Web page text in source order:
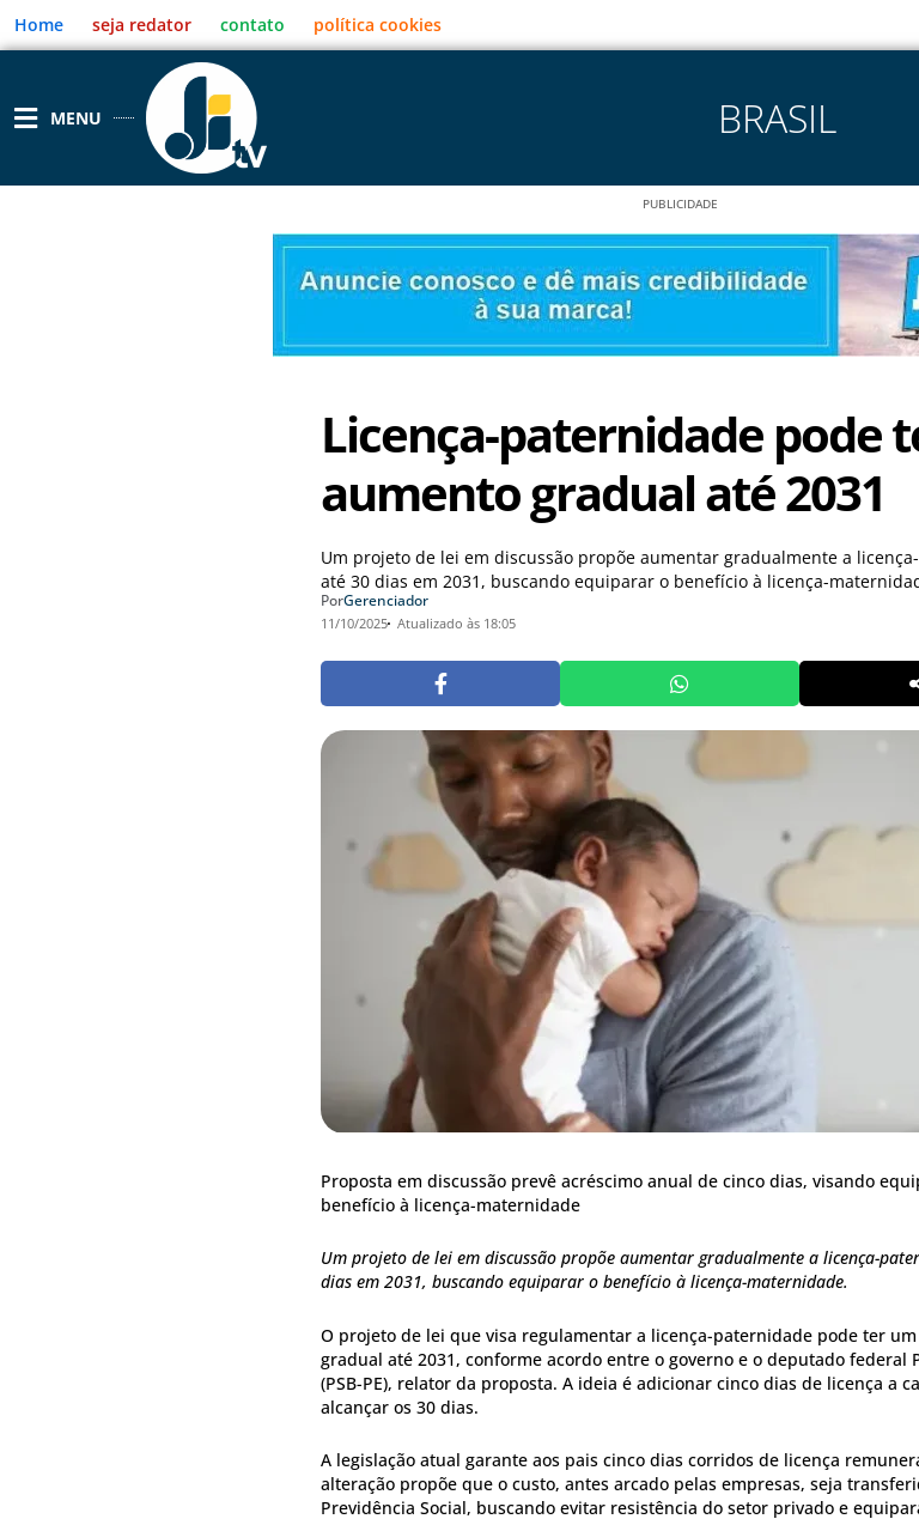
para
o
Home seja redator contato política cookies
MENU BRASIL
PUBLICIDADE
Licença-paternidade pode
aumento gradual até 2031
Um projeto de lei em discussão propõe aumentar gradualmente a
até 30 dias em 2031, buscando equiparar o benefício à licença-
PorGerenciador
11/10/2025 Atualizado às 18:05
Proposta em discussão prevê acréscimo anual de cinco dias, visando
benefício à licença-maternidade
Um projeto de lei em discussão propõe aumentar gradualmente a licença-
dias em 2031, buscando equiparar o benefício à licença-maternidade.
O projeto de lei que visa regulamentar a licença-paternidade pode ter
gradual até 2031, conforme acordo entre o governo e o deputado federal
(PSB-PE), relator da proposta. A ideia é adicionar cinco dias de licença a
alcançar os 30 dias.
A legislação atual garante aos pais cinco dias corridos de licença
alteração propõe que o custo, antes arcado pelas empresas, seja
Previdência Social, buscando evitar resistência do setor privado e